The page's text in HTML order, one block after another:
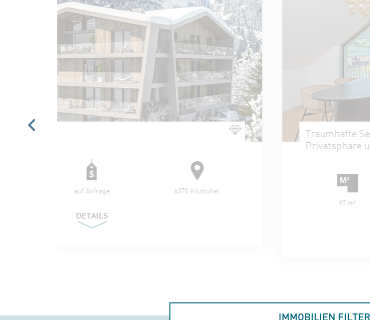
6370 Kitzbühel
Traumhafte See-Wohnung am
Privatsphäre und unverbaubarem
€2.990.000,-
IMMOBILIEN